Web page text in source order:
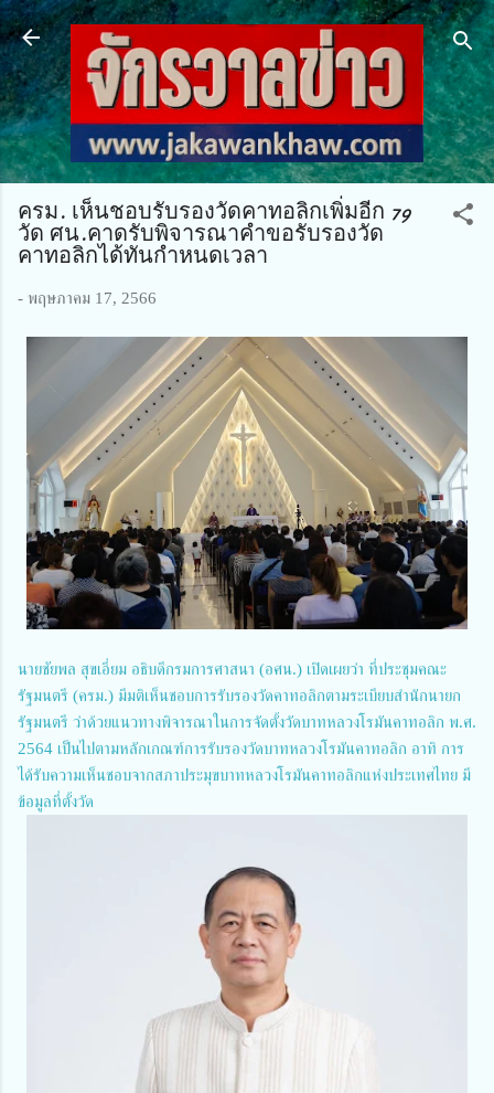
ข้ามไปที่เนื้อหาหลัก
ครม. เห็นชอบรับรองวัดคาทอลิกเพิ่มอีก 79
วัด ศน.คาดรับพิจารณาคำขอรับรองวัด
คาทอลิกได้ทันกำหนดเวลา
- พฤษภาคม 17, 2566
นายชัยพล สุขเอี่ยม อธิบดีกรมการศาสนา (อศน.) เปิดเผยว่า ที่ประชุมคณะ
รัฐมนตรี (ครม.) มีมติเห็นชอบการรับรองวัดคาทอลิกตามระเบียบสำนักนายก
รัฐมนตรี ว่าด้วยแนวทางพิจารณาในการจัดตั้งวัดบาทหลวงโรมันคาทอลิก พ.ศ.
2564 เป็นไปตามหลักเกณฑ์การรับรองวัดบาทหลวงโรมันคาทอลิก อาทิ การ
ได้รับความเห็นชอบจากสภาประมุขบาทหลวงโรมันคาทอลิกแห่งประเทศไทย มี
ข้อมูลที่ตั้งวัด